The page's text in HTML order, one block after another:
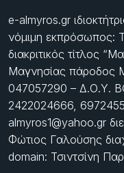
e-almyros.gr
νόμιμη εκπρόσωπος:
διακριτικός τίτλος
Μαγνησίας πάροδος
047057290 – Δ.Ο.Υ.
2422024666,
almyros1@yahoo.gr
Φώτιος Γαλούσης
domain: Τσιντσίνη